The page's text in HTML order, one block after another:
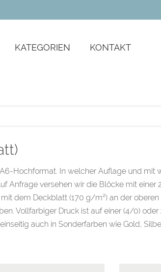
KATEGORIEN KONTAKT
Hochformat. In welcher Auflage und mit
Anfrage versehen wir die Blöcke mit einer
dem Deckblatt (170 g/m²) an der
Vollfarbiger Druck ist auf einer (4/0) oder
auch in Sonderfarben wie Gold,